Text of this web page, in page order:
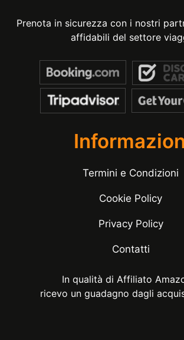
Prenota in sicurezza con i nostri
affidabili del settore
Termini e Condizioni
Cookie Policy
Privacy Policy
Contatti
In qualità di Affiliato
ricevo un guadagno dagli